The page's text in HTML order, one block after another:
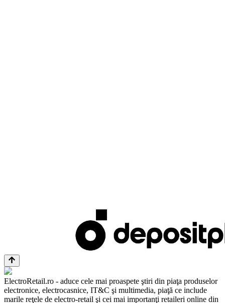
ElectroRetail.ro - aduce cele mai proaspete ştiri din piaţa produselor
electronice, electrocasnice, IT&C şi multimedia, piaţă ce include
marile reţele de electro-retail şi cei mai importanţi retaileri online din